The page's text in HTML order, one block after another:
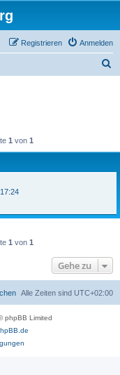
Anmelden
Registrieren
1 von 1
1 von 1
Gehe zu
Alle Zeiten sind UTC+02:00
phpBB Limited